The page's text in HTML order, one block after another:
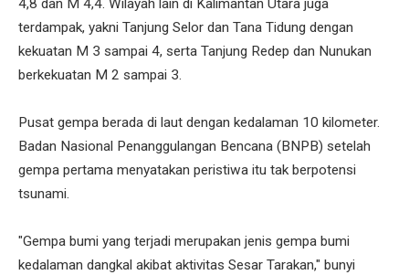
terdampak, yakni Tanjung Selor dan Tana Tidung dengan
kekuatan M 3 sampai 4, serta Tanjung Redep dan Nunukan
berkekuatan M 2 sampai 3.
Pusat gempa berada di laut dengan kedalaman 10 kilometer.
Badan Nasional Penanggulangan Bencana (BNPB) setelah
gempa pertama menyatakan peristiwa itu tak berpotensi
tsunami.
"Gempa bumi yang terjadi merupakan jenis gempa bumi
kedalaman dangkal akibat aktivitas Sesar Tarakan," bunyi